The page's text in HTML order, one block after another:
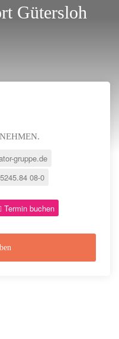
Gütersloh
gruppe.de
08-0
Termin buchen